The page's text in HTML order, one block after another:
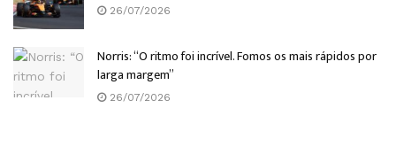
26/07/2026
Norris: “O ritmo foi incrível. Fomos os mais rápidos por
larga margem”
26/07/2026